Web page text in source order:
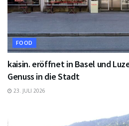
FOOD
kaisin. eröffnet in Basel und
Genuss in die Stadt
23. JULI 2026